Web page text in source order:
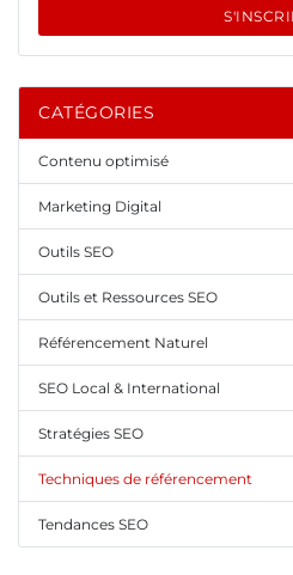
CATÉGORIES
Contenu optimisé
Marketing Digital
Outils SEO
Outils et Ressources SEO
Référencement Naturel
SEO Local & International
Stratégies SEO
Techniques de référencement
Tendances SEO